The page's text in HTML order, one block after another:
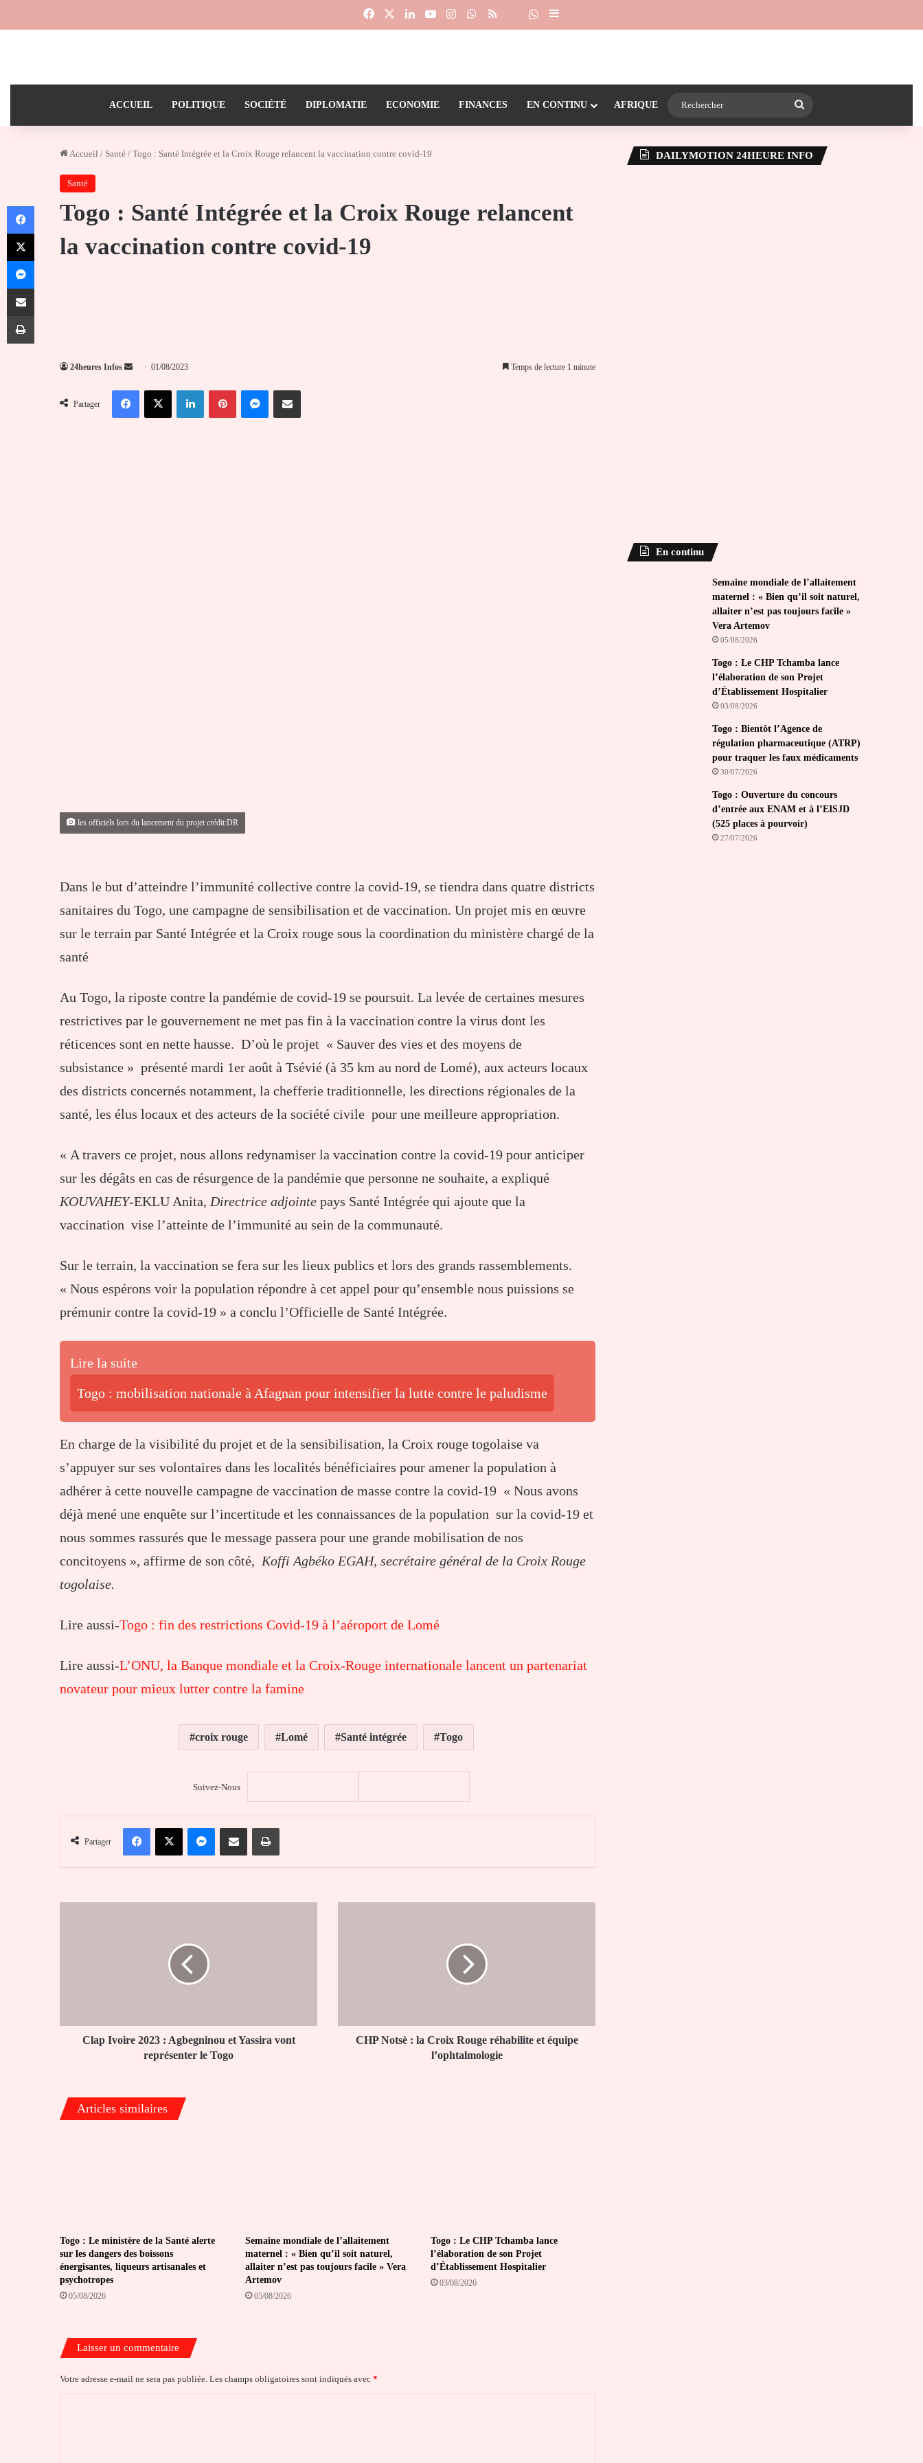
FacebookLinkedinYouTubeInstagramWhatsApp
RSS Dailymotion
Suivre la chaîne 24heureinfo sur WhatsApp
Sidebar (barre latérale)
ACCUEIL POLITIQUE SOCIÉTÉ DIPLOMATIE ECONOMIE FINANCES EN CONTINU AFRIQUE
Accueil / Santé / Togo : Santé Intégrée et la Croix Rouge relancent la vaccination contre covid-19
Santé
Togo : Santé Intégrée et la Croix Rouge relancent
la vaccination contre covid-19
24heures Infos
Envoyer
courriel
01/08/2023 Temps de lecture 1 minute
Partager
FacebookX LinkedinPinterestMessengerPartager par email
les officiels lors du lancement du projet crédit:DR
Dans le but d’atteindre l’immunité collective contre la covid-19, se tiendra dans quatre districts
sanitaires du Togo, une campagne de sensibilisation et de vaccination. Un projet mis en œuvre
sur le terrain par Santé Intégrée et la Croix rouge sous la coordination du ministère chargé de la
santé
Au Togo, la riposte contre la pandémie de covid-19 se poursuit. La levée de certaines mesures
restrictives par le gouvernement ne met pas fin à la vaccination contre la virus dont les
réticences sont en nette hausse. D’où le projet « Sauver des vies et des moyens de
subsistance » présenté mardi 1er août à Tsévié (à 35 km au nord de Lomé), aux acteurs locaux
des districts concernés notamment, la chefferie traditionnelle, les directions régionales de la
santé, les élus locaux et des acteurs de la société civile pour une meilleure appropriation.
« A travers ce projet, nous allons redynamiser la vaccination contre la covid-19 pour anticiper
sur les dégâts en cas de résurgence de la pandémie que personne ne souhaite, a expliqué
KOUVAHEY-EKLU Anita, Directrice adjointe pays Santé Intégrée qui ajoute que la
vaccination vise l’atteinte de l’immunité au sein de la communauté.
Sur le terrain, la vaccination se fera sur les lieux publics et lors des grands rassemblements.
« Nous espérons voir la population répondre à cet appel pour qu’ensemble nous puissions se
prémunir contre la covid-19 » a conclu l’Officielle de Santé Intégrée.
Lire la suite
Togo : mobilisation nationale à Afagnan pour intensifier la lutte contre le paludisme
En charge de la visibilité du projet et de la sensibilisation, la Croix rouge togolaise va
s’appuyer sur ses volontaires dans les localités bénéficiaires pour amener la population à
adhérer à cette nouvelle campagne de vaccination de masse contre la covid-19 « Nous avons
déjà mené une enquête sur l’incertitude et les connaissances de la population sur la covid-19 et
nous sommes rassurés que le message passera pour une grande mobilisation de nos
concitoyens », affirme de son côté, Koffi Agbéko EGAH, secrétaire général de la Croix Rouge
togolaise.
Lire aussi-Togo : fin des restrictions Covid-19 à l’aéroport de Lomé
Lire aussi-L’ONU, la Banque mondiale et la Croix-Rouge internationale lancent un partenariat
novateur pour mieux lutter contre la famine
croix rouge Lomé Santé intégrée Togo
Suivez-Nous
Partager
FacebookX MessengerPartager par email Imprimer
représenter
Clap Ivoire 2023 : Agbegninou et Yassira vont
représenter le Togo
l’ophtalmologie
CHP Notsè : la Croix Rouge réhabilite et équipe
l’ophtalmologie
Articles similaires
Togo : Le ministère de la Santé alerte
sur les dangers des boissons
énergisantes, liqueurs artisanales et
psychotropes
05/08/2026
Semaine mondiale de l’allaitement
maternel : « Bien qu’il soit naturel,
allaiter n’est pas toujours facile » Vera
Artemov
05/08/2026
Togo : Le CHP Tchamba lance
l’élaboration de son Projet
d’Établissement Hospitalier
03/08/2026
Laisser un commentaire
Votre adresse e-mail ne sera pas publiée. Les champs obligatoires sont indiqués avec *
DAILYMOTION 24HEURE INFO
En continu
Semaine mondiale de l’allaitement
maternel : « Bien qu’il soit naturel,
allaiter n’est pas toujours facile »
Vera Artemov
05/08/2026
Togo : Le CHP Tchamba lance
l’élaboration de son Projet
d’Établissement Hospitalier
03/08/2026
Togo : Bientôt l’Agence de
régulation pharmaceutique (ATRP)
pour traquer les faux médicaments
30/07/2026
Togo : Ouverture du concours
d’entrée aux ENAM et à l’EISJD
(525 places à pourvoir)
27/07/2026
Facebook
X
Messenger
Partager par email